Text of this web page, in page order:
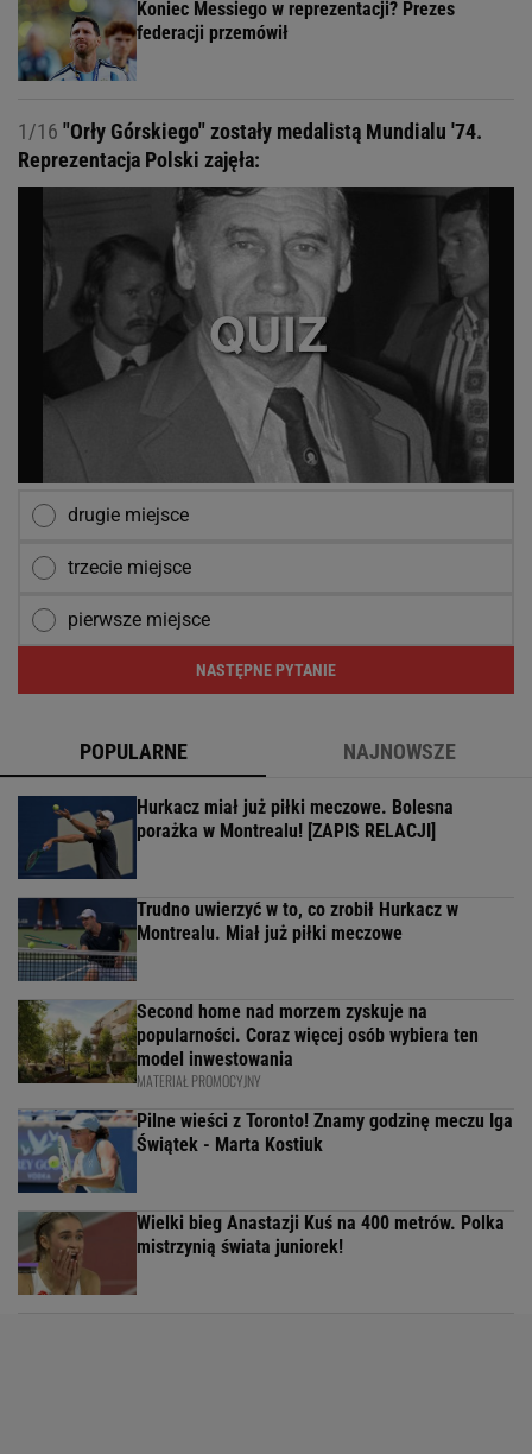
Koniec Messiego w reprezentacji? Prezes
federacji przemówił
1/16 "Orły Górskiego" zostały medalistą Mundialu '74.
Reprezentacja Polski zajęła:
drugie miejsce
trzecie miejsce
pierwsze miejsce
NASTĘPNE PYTANIE
POPULARNE NAJNOWSZE
Hurkacz miał już piłki meczowe. Bolesna
porażka w Montrealu! [ZAPIS RELACJI]
Trudno uwierzyć w to, co zrobił Hurkacz w
Montrealu. Miał już piłki meczowe
Second home nad morzem zyskuje na
popularności. Coraz więcej osób wybiera ten
model inwestowania
MATERIAŁ PROMOCYJNY
Pilne wieści z Toronto! Znamy godzinę meczu Iga
Świątek - Marta Kostiuk
Wielki bieg Anastazji Kuś na 400 metrów. Polka
mistrzynią świata juniorek!